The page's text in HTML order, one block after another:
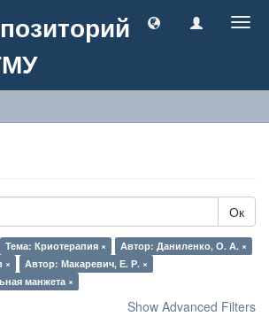
Ок
Тема: Криотерапия ×
Автор: Даниленко, О. А. ×
×
Автор: Макаревич, Е. Р. ×
манжета ×
Show Advanced Filters